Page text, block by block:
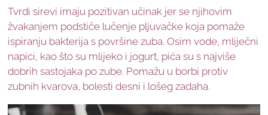
Tvrdi sirevi imaju pozitivan učinak jer se njihovim
žvakanjem podstiče lučenje pljuvačke koja pomaže
ispiranju bakterija s površine zuba. Osim vode, mliječni
napici, kao što su mlijeko i jogurt, pića su s najviše
dobrih sastojaka po zube. Pomažu u borbi protiv
zubnih kvarova, bolesti desni i lošeg zadaha.